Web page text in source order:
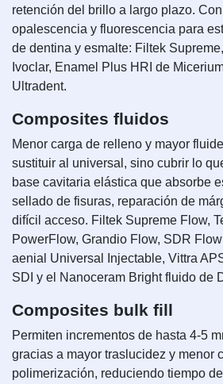
retención del brillo a largo plazo.
opalescencia y fluorescencia para
de dentina y esmalte: Filtek
Ivoclar, Enamel Plus HRI de
Ultradent.
Composites fluidos
Menor carga de relleno y mayor
sustituir al universal, sino cubrir lo
base cavitaria elástica que absorbe
sellado de fisuras, reparación de
difícil acceso. Filtek Supreme Flow,
PowerFlow, Grandio Flow, SDR
aenial Universal Injectable, Vittra
SDI y el Nanoceram Bright fluido de
Composites bulk fill
Permiten incrementos de hasta 4-5
gracias a mayor traslucidez y menor
polimerización, reduciendo tiempo